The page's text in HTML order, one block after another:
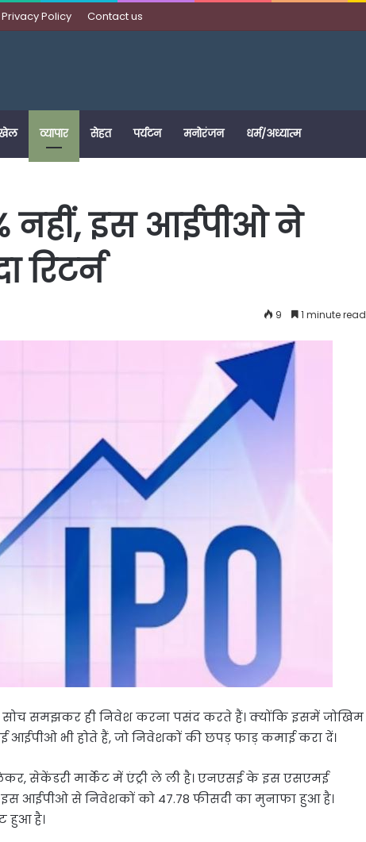
Privacy Policy Contact us
व्यापार सेहत पर्यटन मनोरंजन धर्म/अध्यात्म
नहीं, इस आईपीओ ने
रिटर्न
9 1 minute read
समझकर ही निवेश करना पसंद करते हैं। क्योंकि इसमें जोखिम
भी होते हैं, जो निवेशकों की छपड़ फाड़ कमाई करा दें।
लेकर, सेकेंडरी मार्केट में एंट्री ले ली है। एनएसई के इस एसएमई
इस आईपीओ से निवेशकों को 47.78 फीसदी का मुनाफा हुआ है।
हुआ है।